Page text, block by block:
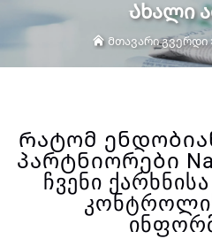
Ახალი
Მთავარი გვერდი
Რატომ
პარტნიორები
ჩვენი